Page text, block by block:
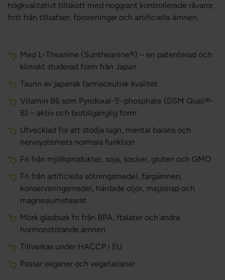
högkvalitativt tillskott med noggrant kontrollerade råvaror,
fritt från tillsatser, föroreningar och artificiella ämnen.
Med L-Theanine (Suntheanine®) – en patenterad och
kliniskt studerad form från Japan
Taurin av japansk farmaceutisk kvalitet
Vitamin B6 som Pyridoxal-5′-phosphate (DSM Quali®-
B) – aktiv och biotillgänglig form
Utvecklad för att stödja lugn, mental balans och
nervsystemets normala funktion
Fri från mjölkprodukter, soja, socker, gluten och GMO
Fri från artificiella sötningsmedel, färgämnen,
konserveringsmedel, härdade oljor, majssirap och
magnesiumstearat
Mörk glasburk fri från BPA, ftalater och andra
hormonstörande ämnen
Tillverkas under HACCP i EU
Passar veganer och vegetarianer